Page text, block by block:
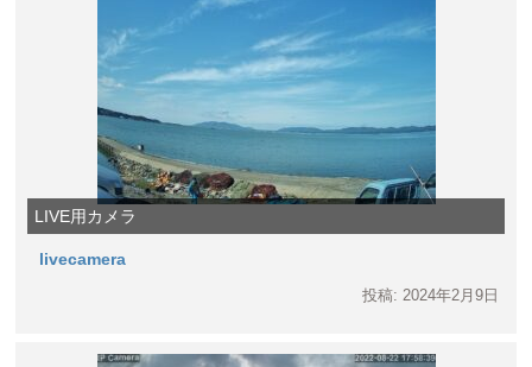
LIVE用カメラ
livecamera
投稿: 2024年2月9日